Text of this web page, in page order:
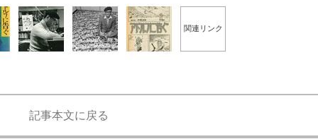
関連リンク
記事本文に戻る